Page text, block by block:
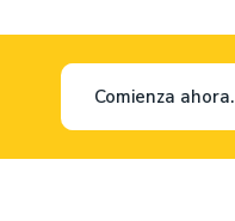
Comienza ahora.